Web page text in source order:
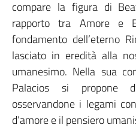
compare la figura di
rapporto tra Amore e
fondamento dell’eterno
lasciato in eredità alla
umanesimo. Nella sua
Palacios si propone
osservandone i legami
d’amore e il pensiero